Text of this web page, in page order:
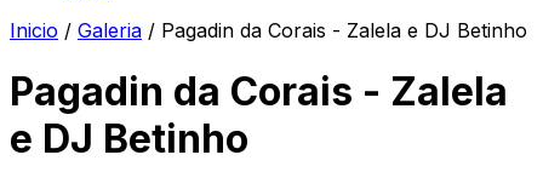
Inicio / Galeria / Pagadin da Corais - Zalela e DJ Betinho
Pagadin da Corais - Zalela
e DJ Betinho